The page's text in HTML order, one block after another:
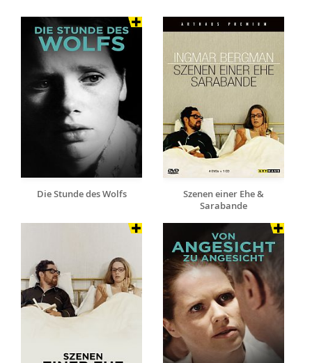
Die Stunde des Wolfs
Szenen einer Ehe &
Sarabande